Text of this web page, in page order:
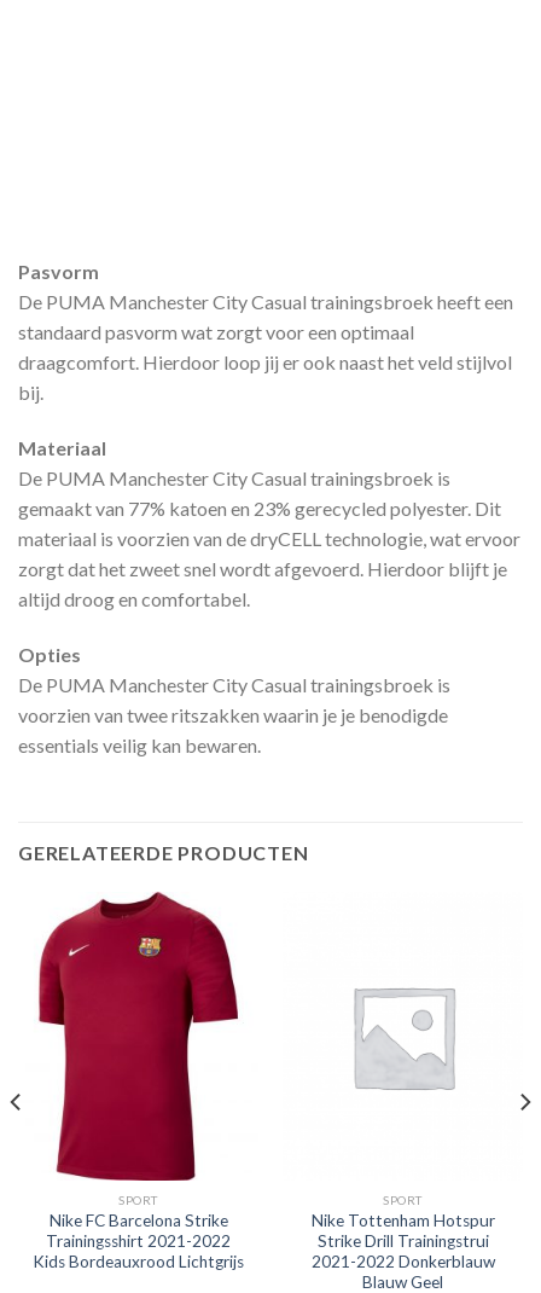
Pasvorm
De PUMA Manchester City Casual trainingsbroek heeft een
standaard pasvorm wat zorgt voor een optimaal
draagcomfort. Hierdoor loop jij er ook naast het veld stijlvol
bij.
Materiaal
De PUMA Manchester City Casual trainingsbroek is
gemaakt van 77% katoen en 23% gerecycled polyester. Dit
materiaal is voorzien van de dryCELL technologie, wat ervoor
zorgt dat het zweet snel wordt afgevoerd. Hierdoor blijft je
altijd droog en comfortabel.
Opties
De PUMA Manchester City Casual trainingsbroek is
voorzien van twee ritszakken waarin je je benodigde
essentials veilig kan bewaren.
GERELATEERDE PRODUCTEN
SPORT
Nike FC Barcelona Strike
Trainingsshirt 2021-2022
Kids Bordeauxrood Lichtgrijs
SPORT
Nike Tottenham Hotspur
Strike Drill Trainingstrui
2021-2022 Donkerblauw
Blauw Geel